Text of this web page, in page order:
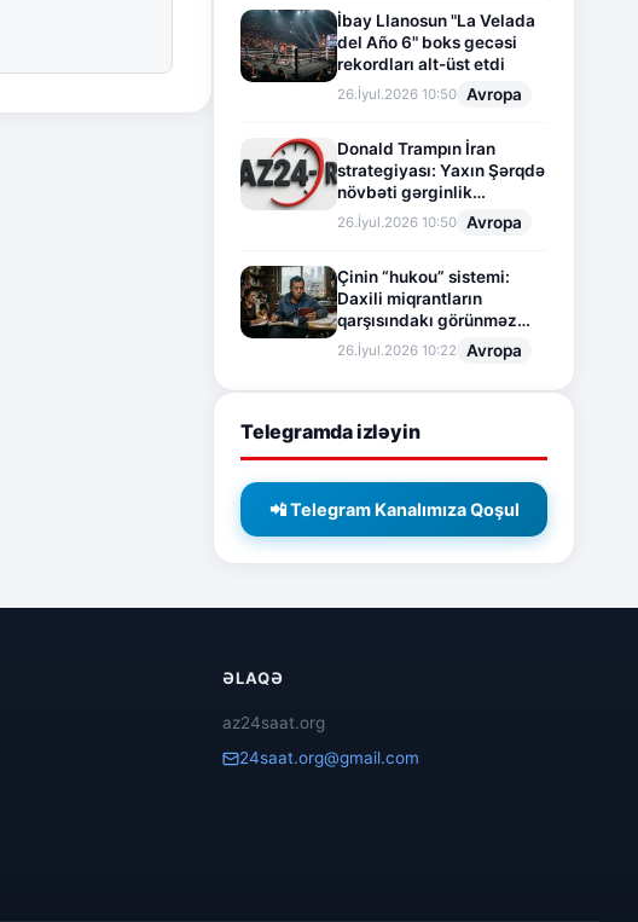
İbay Llanosun "La Velada
del Año 6" boks gecəsi
rekordları alt-üst etdi
26.İyul.2026 10:50 Avropa
Donald Trampın İran
strategiyası: Yaxın Şərqdə
növbəti gərginlik
mərhələsi
26.İyul.2026 10:50 Avropa
Çinin “hukou” sistemi:
Daxili miqrantların
qarşısındakı görünməz
sədd
26.İyul.2026 10:22 Avropa
Telegramda izləyin
📲 Telegram Kanalımıza Qoşul
ƏLAQƏ
az24saat.org
24saat.org@gmail.com